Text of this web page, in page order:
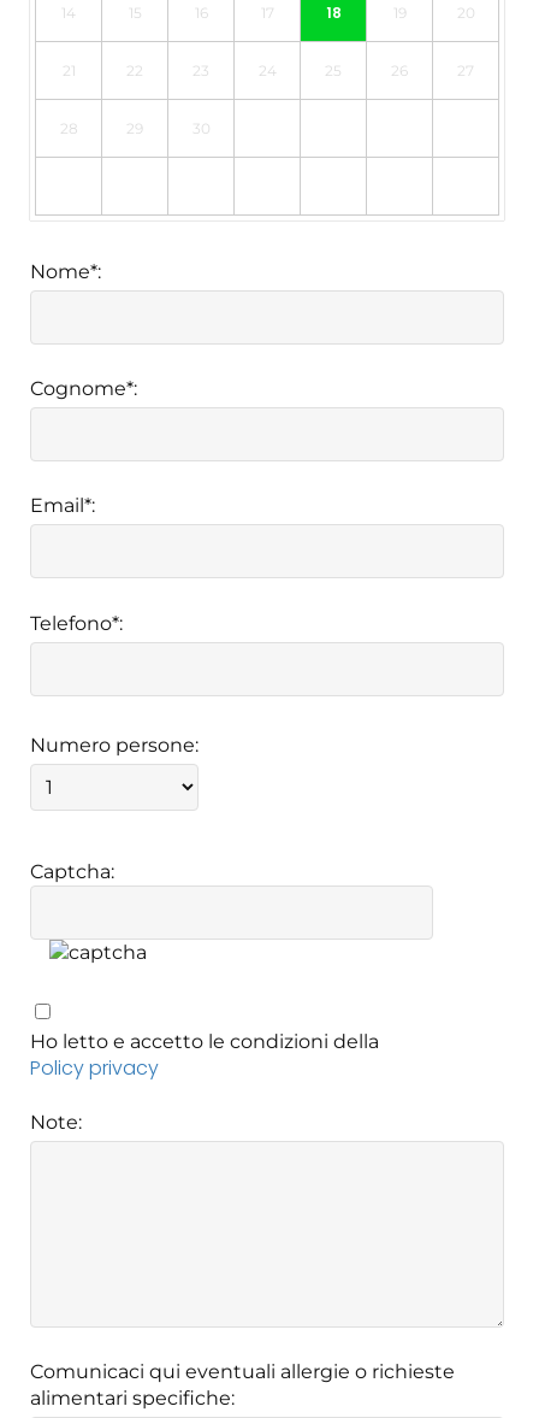
14 15 16 17 18 19 20
21 22 23 24 25 26 27
28 29 30
Nome*:
Cognome*:
Email*:
Telefono*:
Numero persone:
Captcha:
Ho letto e accetto le condizioni della
Policy privacy
Note:
Comunicaci qui eventuali allergie o richieste
alimentari specifiche: